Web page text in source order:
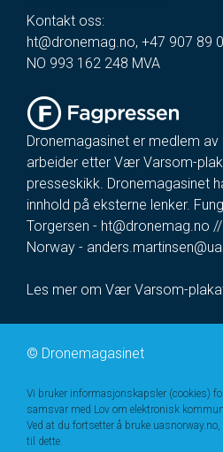
Kontakt oss:
ht@dronemag.no, +47 907 89
NO 993 162 248 MVA
Dronemagasinet er medlem
arbeider etter Vær Varsom-
presseskikk. Dronemagasinet
innhold på eksterne lenker.
Torgersen - ht@dronemag.no
Norway -
Les mer om Vær Varsom-
© Dronemagasinet
Vi bruker informasjonskapsler (cookies)
samsvar med Lov om elektronisk
Ved at du fortsetter å bruke
til dette.